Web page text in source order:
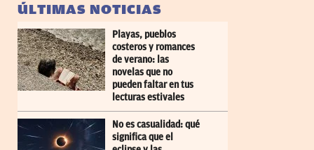
ÚLTIMAS NOTICIAS
Playas, pueblos
costeros y romances
de verano: las
novelas que no
pueden faltar en tus
lecturas estivales
No es casualidad: qué
significa que el